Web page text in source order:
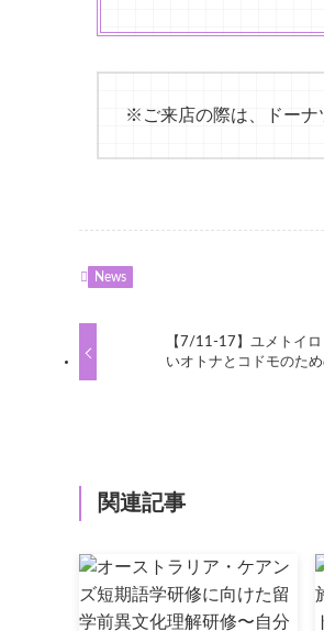
※ご来店の際は、ドーナ
News
【7/11-17】ユメトイ
いオトナとコドモのた
関連記事